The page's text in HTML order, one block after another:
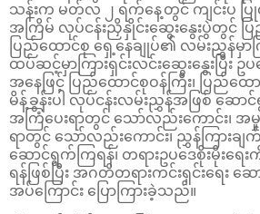
သန်းက မတ်လ ၂ ရက်နေ့တွင် ကျင်းပ ပ
အကြိမ် လုပ်ငန်းညှိနှိုင်းဆွေးနွေးပွဲတွင် ပြ
ပြည်ထောင်စု ရှေ့နေချုပ်၏ လမ်းညွှန်မှာက
ထပ်ဆင့်မှာကြားရှင်းလင်းဆွေးနွေးပြီး ဥပ
အနေဖြင့် ပြည်ထောင်စုဝန်ကြီး၊ ပြည်ထ
မိန့်ခွန်းပါ လုပ်ငန်းလမ်းညွှန်အဖြစ် ဆော
အကြံပေးရာတွင် သော်လည်းကောင်း၊
ရာတွင် သော်လည်းကောင်း၊ ညွှန်ကြားချ
ဆောင်ရွက်ကြရန်၊ တရားဥပဒေစိုးမိုး
ရန်ဖြစ်ပြီး အဂတိတရားကင်းရှင်းရေး
အပ်ကြောင်း ပြောကြားခဲ့သည်။